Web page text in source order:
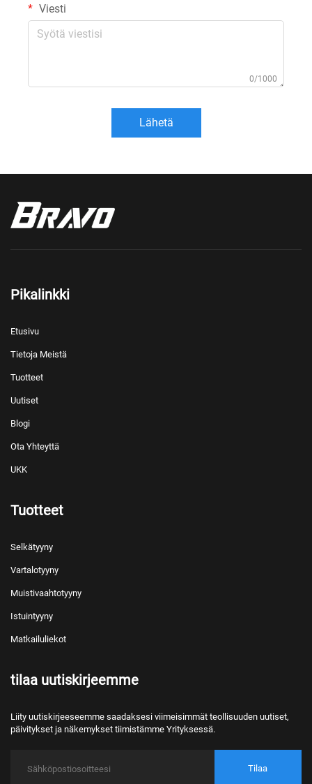
Viesti
0/1000
Lähetä
Pikalinkki
Etusivu
Tietoja Meistä
Tuotteet
Uutiset
Blogi
Ota Yhteyttä
UKK
Tuotteet
Selkätyyny
Vartalotyyny
Muistivaahtotyyny
Istuintyyny
Matkailuliekot
tilaa uutiskirjeemme
Liity uutiskirjeeseemme saadaksesi viimeisimmät teollisuuden uutiset,
päivitykset ja näkemykset tiimistämme Yrityksessä.
Tilaa